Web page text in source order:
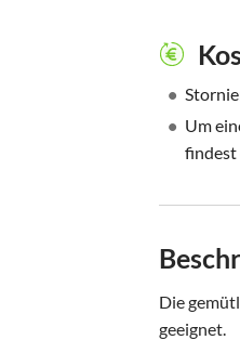
•
• Um
findest
Die
geeignet.